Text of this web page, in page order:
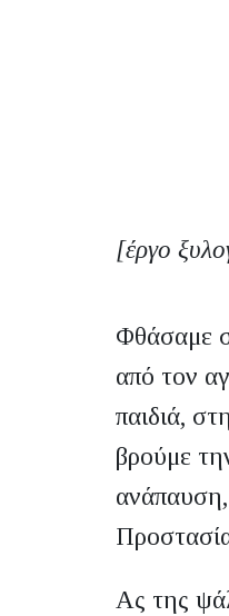
[έργο
Φθάσαμε
από τον
παιδιά,
βρούμε
Ας της